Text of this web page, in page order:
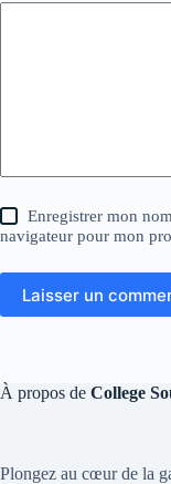
Enregistrer mon
navigateur pour mon
Laisser un
À propos de College
Plongez au cœur de la